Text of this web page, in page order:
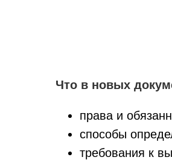
Что в новых
права и
способы
требования к